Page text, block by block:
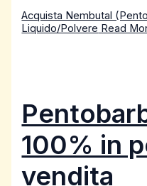
Acquista Nembutal
Liquido/Polvere Read
100% in
vendita